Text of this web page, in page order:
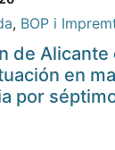
, BOP i
de Alicante
en
por